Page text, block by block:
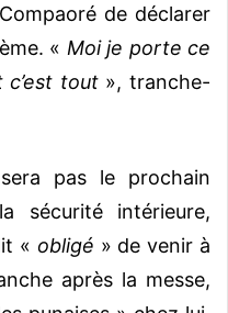
de déclarer
« Moi je porte ce
c’est tout», tranche-
pas le prochain
sécurité intérieure,
« obligé » de venir à
après la messe,